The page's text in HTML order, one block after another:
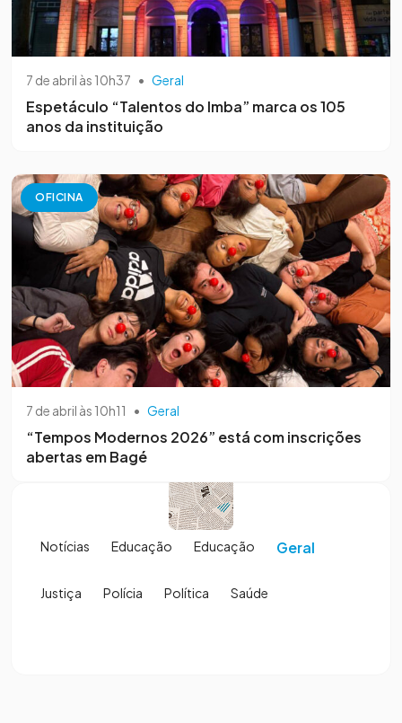
7 de abril às 10h37 • Geral
Espetáculo “Talentos do Imba” marca os 105
anos da instituição
OFICINA
7 de abril às 10h11 • Geral
“Tempos Modernos 2026” está com inscrições
abertas em Bagé
Notícias Educação Educação Geral
Justiça Polícia Política Saúde